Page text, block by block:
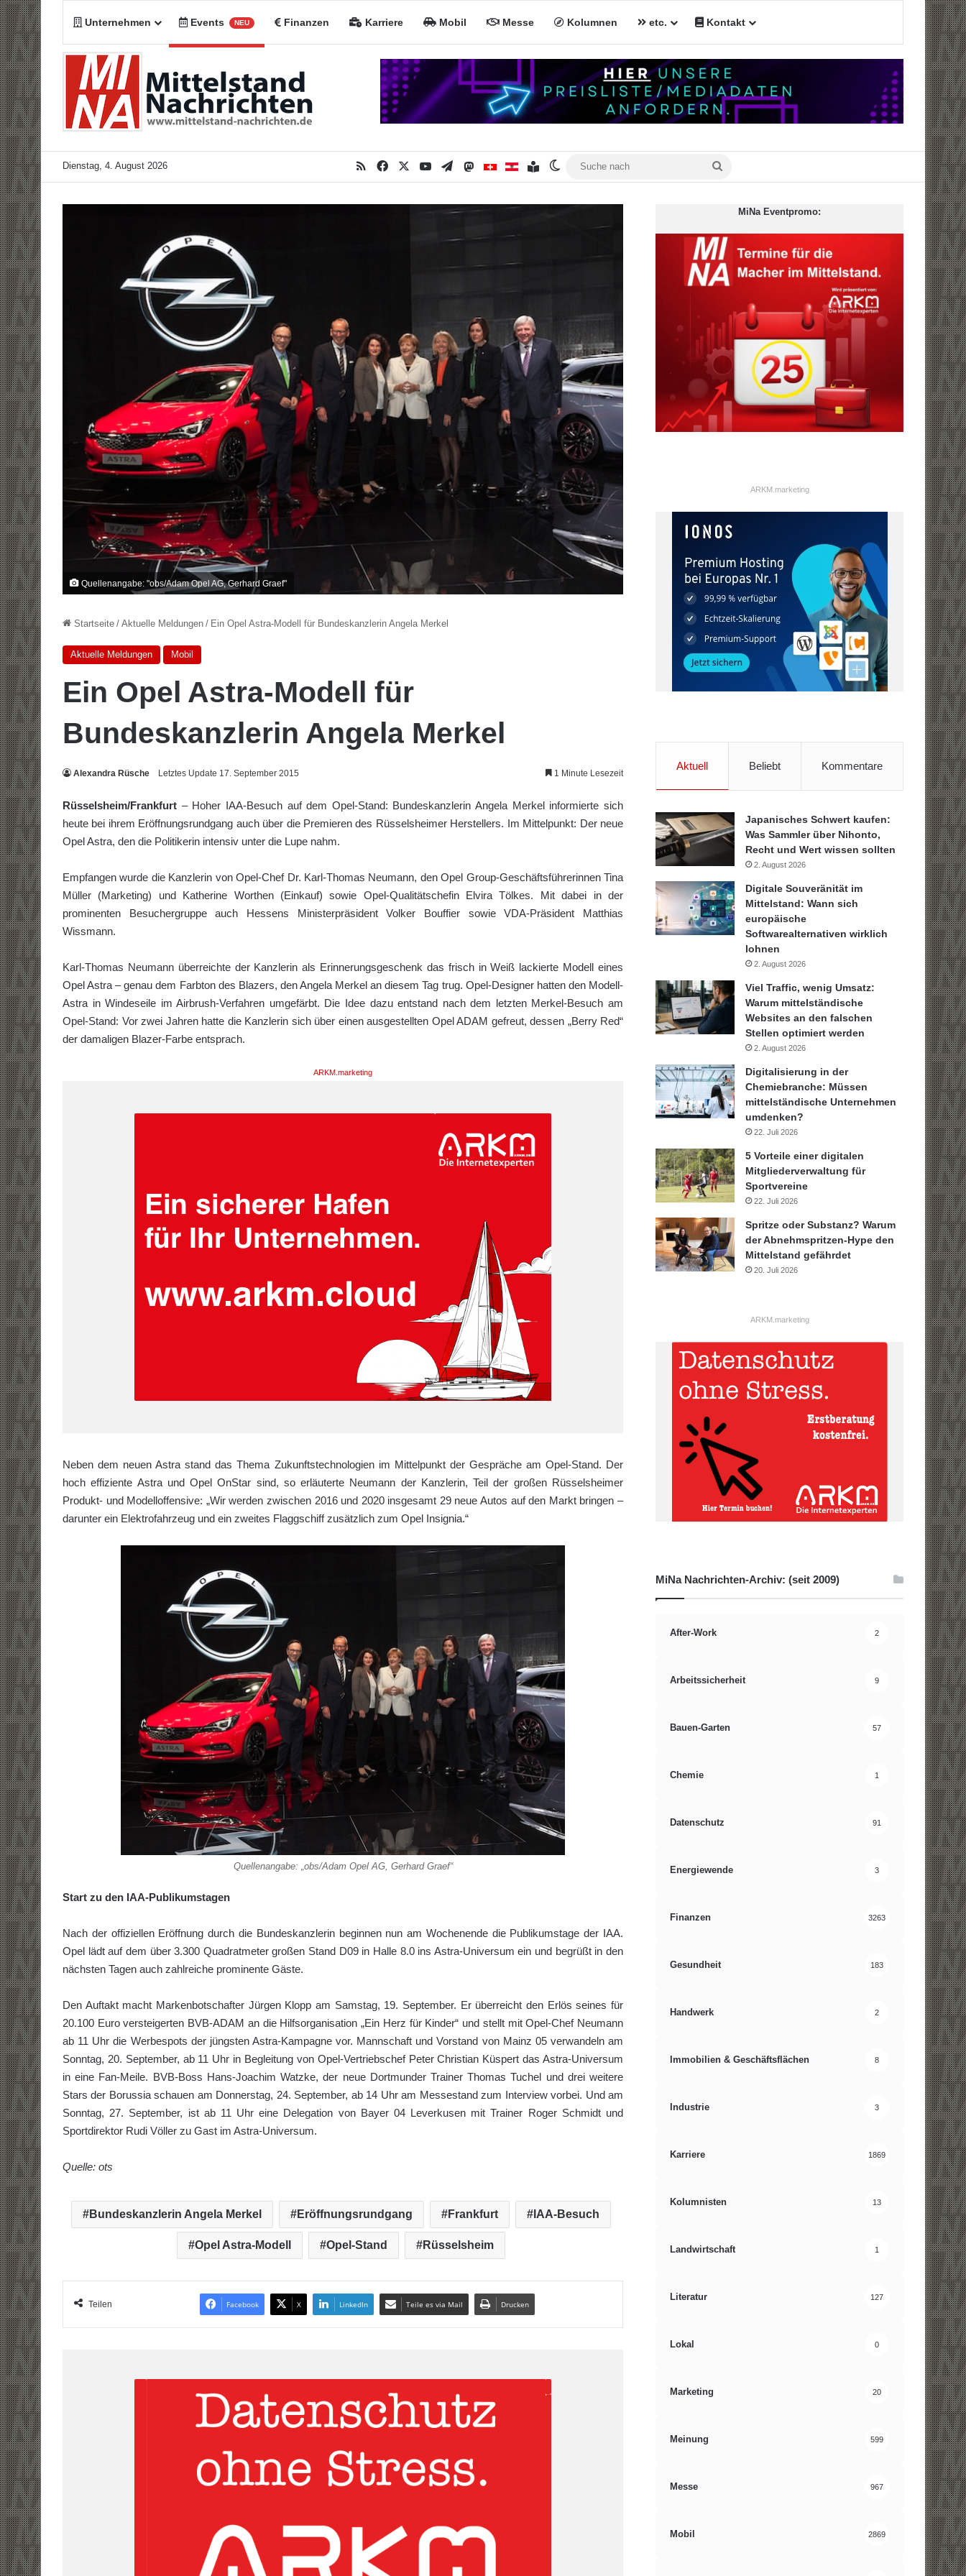
Unternehmen Events NEU Finanzen Karriere Mobil Messe Kolumnen etc. Kontakt
Dienstag, 4. August 2026 RSS Facebook YouTubeTelegramMastodonMiNa CHMiNa ATInhaltsverzeichnis
Skin umschalten
Quellenangabe: "obs/Adam Opel AG, Gerhard Graef"
Startseite / Aktuelle Meldungen / Ein Opel Astra-Modell für Bundeskanzlerin Angela Merkel
Aktuelle Meldungen Mobil
Ein Opel Astra-Modell für
Bundeskanzlerin Angela Merkel
Alexandra Rüsche Letztes Update 17. September 2015 1 Minute Lesezeit
Rüsselsheim/Frankfurt – Hoher IAA-Besuch auf dem Opel-Stand: Bundeskanzlerin Angela Merkel informierte sich
heute bei ihrem Eröffnungsrundgang auch über die Premieren des Rüsselsheimer Herstellers. Im Mittelpunkt: Der neue
Opel Astra, den die Politikerin intensiv unter die Lupe nahm.
Empfangen wurde die Kanzlerin von Opel-Chef Dr. Karl-Thomas Neumann, den Opel Group-Geschäftsführerinnen Tina
Müller (Marketing) und Katherine Worthen (Einkauf) sowie Opel-Qualitätschefin Elvira Tölkes. Mit dabei in der
prominenten Besuchergruppe auch Hessens Ministerpräsident Volker Bouffier sowie VDA-Präsident Matthias
Wissmann.
Karl-Thomas Neumann überreichte der Kanzlerin als Erinnerungsgeschenk das frisch in Weiß lackierte Modell eines
Opel Astra – genau dem Farbton des Blazers, den Angela Merkel an diesem Tag trug. Opel-Designer hatten den Modell-
Astra in Windeseile im Airbrush-Verfahren umgefärbt. Die Idee dazu entstand nach dem letzten Merkel-Besuch am
Opel-Stand: Vor zwei Jahren hatte die Kanzlerin sich über einen ausgestellten Opel ADAM gefreut, dessen „Berry Red“
der damaligen Blazer-Farbe entsprach.
ARKM.marketing
Neben dem neuen Astra stand das Thema Zukunftstechnologien im Mittelpunkt der Gespräche am Opel-Stand. Der
hoch effiziente Astra und Opel OnStar sind, so erläuterte Neumann der Kanzlerin, Teil der großen Rüsselsheimer
Produkt- und Modelloffensive: „Wir werden zwischen 2016 und 2020 insgesamt 29 neue Autos auf den Markt bringen –
darunter ein Elektrofahrzeug und ein zweites Flaggschiff zusätzlich zum Opel Insignia.“
Quellenangabe: „obs/Adam Opel AG, Gerhard Graef“
Start zu den IAA-Publikumstagen
Nach der offiziellen Eröffnung durch die Bundeskanzlerin beginnen nun am Wochenende die Publikumstage der IAA.
Opel lädt auf dem über 3.300 Quadratmeter großen Stand D09 in Halle 8.0 ins Astra-Universum ein und begrüßt in den
nächsten Tagen auch zahlreiche prominente Gäste.
Den Auftakt macht Markenbotschafter Jürgen Klopp am Samstag, 19. September. Er überreicht den Erlös seines für
20.100 Euro versteigerten BVB-ADAM an die Hilfsorganisation „Ein Herz für Kinder“ und stellt mit Opel-Chef Neumann
ab 11 Uhr die Werbespots der jüngsten Astra-Kampagne vor. Mannschaft und Vorstand von Mainz 05 verwandeln am
Sonntag, 20. September, ab 11 Uhr in Begleitung von Opel-Vertriebschef Peter Christian Küspert das Astra-Universum
in eine Fan-Meile. BVB-Boss Hans-Joachim Watzke, der neue Dortmunder Trainer Thomas Tuchel und drei weitere
Stars der Borussia schauen am Donnerstag, 24. September, ab 14 Uhr am Messestand zum Interview vorbei. Und am
Sonntag, 27. September, ist ab 11 Uhr eine Delegation von Bayer 04 Leverkusen mit Trainer Roger Schmidt und
Sportdirektor Rudi Völler zu Gast im Astra-Universum.
Quelle: ots
Bundeskanzlerin Angela Merkel Eröffnungsrundgang Frankfurt IAA-Besuch
Opel Astra-Modell Opel-Stand Rüsselsheim
Teilen Facebook X LinkedIn Teile es via Mail Drucken
MiNa Eventpromo:
ARKM.marketing
Aktuell Beliebt Kommentare
Japanisches Schwert kaufen:
Was Sammler über Nihonto,
Recht und Wert wissen sollten
2. August 2026
Digitale Souveränität im
Mittelstand: Wann sich
europäische
Softwarealternativen wirklich
lohnen
2. August 2026
Viel Traffic, wenig Umsatz:
Warum mittelständische
Websites an den falschen
Stellen optimiert werden
2. August 2026
Digitalisierung in der
Chemiebranche: Müssen
mittelständische Unternehmen
umdenken?
22. Juli 2026
5 Vorteile einer digitalen
Mitgliederverwaltung für
Sportvereine
22. Juli 2026
Spritze oder Substanz? Warum
der Abnehmspritzen-Hype den
Mittelstand gefährdet
20. Juli 2026
ARKM.marketing
MiNa Nachrichten-Archiv: (seit 2009)
After-Work 2
Arbeitssicherheit 9
Bauen-Garten 57
Chemie 1
Datenschutz 91
Energiewende 3
Finanzen 3263
Gesundheit 183
Handwerk 2
Immobilien & Geschäftsflächen 8
Industrie 3
Karriere 1869
Kolumnisten 13
Landwirtschaft 1
Literatur 127
Lokal 0
Marketing 20
Meinung 599
Messe 967
Mobil 2869